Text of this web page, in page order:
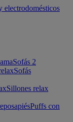
Sofás 2
Sofás
Sillones relax
Puffs con